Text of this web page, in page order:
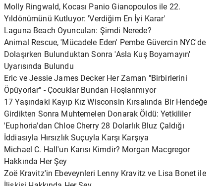
Molly Ringwald, Kocası Panio Gianopoulos ile 22.
Yıldönümünü Kutluyor: 'Verdiğim En İyi Karar'
Laguna Beach Oyuncuları: Şimdi Nerede?
Animal Rescue, 'Mücadele Eden' Pembe Güvercin NYC'de
Dolaşırken Bulunduktan Sonra 'Asla Kuş Boyamayın'
Uyarısında Bulundu
Eric ve Jessie James Decker Her Zaman "Birbirlerini
Öpüyorlar" - Çocuklar Bundan Hoşlanmıyor
17 Yaşındaki Kayıp Kız Wisconsin Kırsalında Bir Hendeğe
Girdikten Sonra Muhtemelen Donarak Öldü: Yetkililer
'Euphoria'dan Chloe Cherry 28 Dolarlık Bluz Çaldığı
İddiasıyla Hırsızlık Suçuyla Karşı Karşıya
Michael C. Hall'un Karısı Kimdir? Morgan Macgregor
Hakkında Her Şey
Zoë Kravitz'in Ebeveynleri Lenny Kravitz ve Lisa Bonet ile